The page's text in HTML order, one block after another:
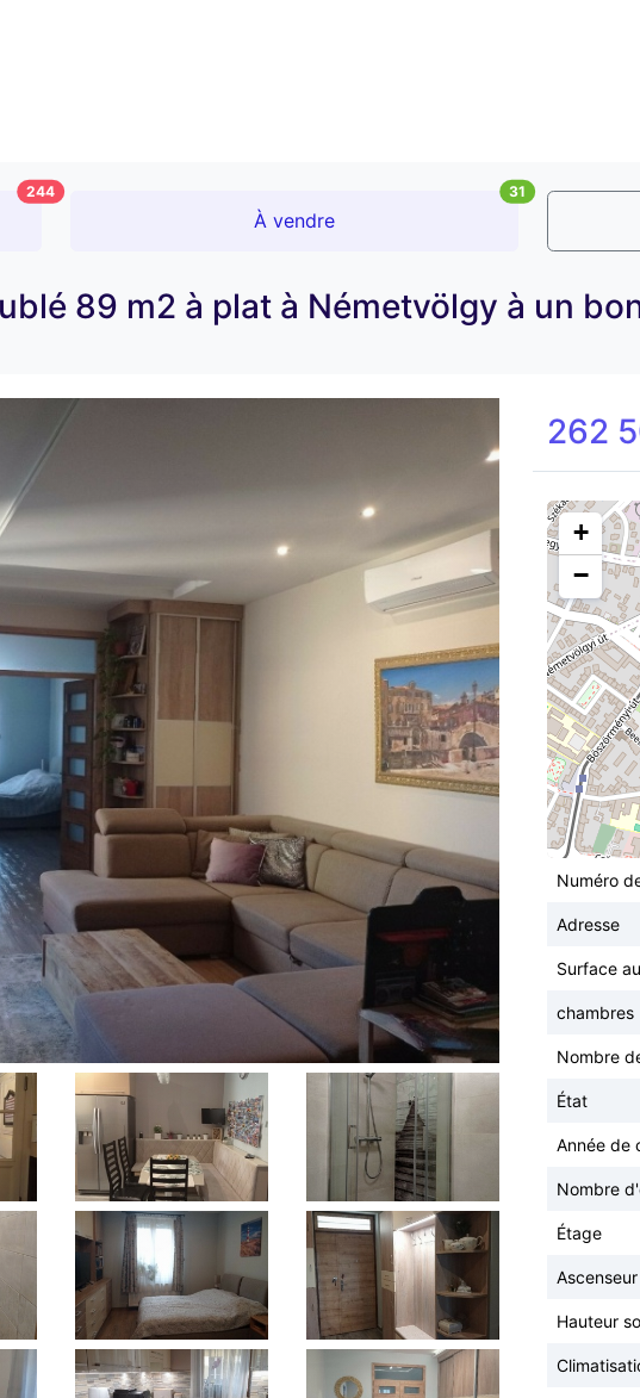
244
À vendre
31
89 m2 à plat à Németvölgy à un
262
+
−
Numéro
Adresse
Surface
chambres
Nombre
État
Année de
Nombre
Étage
Ascenseur
Hauteur